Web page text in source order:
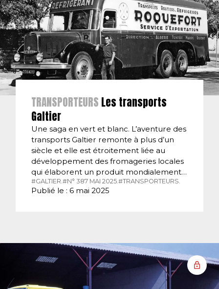
TRANSPORTEURS Les transports
Galtier
Une saga en vert et blanc. L’aventure des
transports Galtier remonte à plus d’un
siècle et elle est étroitement liée au
développement des fromageries locales
qui élaborent un produit mondialement…
#GALTIER.#N° 387 MAI 2025.#TRANSPORTEURS.
Publié le : 6 mai 2025